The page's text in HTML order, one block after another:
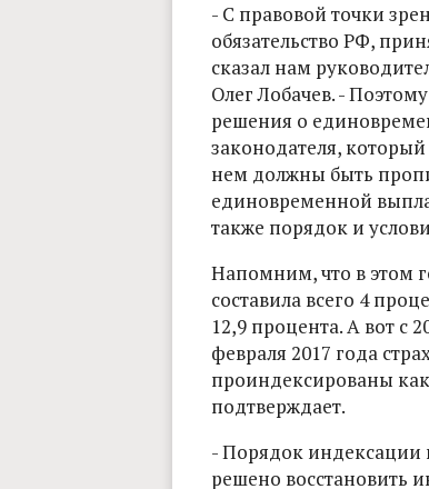
- С правовой точки
обязательство РФ,
сказал нам
Олег Лобачев. -
решения о
законодателя,
нем должны быть
единовременной
также порядок и
Напомним, что в этом
составила всего 4
12,9 процента. А вот с
февраля 2017 года
проиндексированы
подтверждает.
- Порядок индексации
решено восстановить